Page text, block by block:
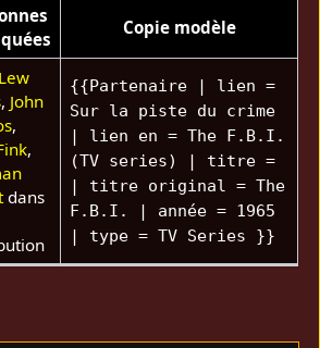
Copie modèle
Lew
, John
,
,
dans
{{Partenaire | lien =
Sur la piste du crime
| lien en = The F.B.I.
(TV series) | titre =
| titre original = The
F.B.I. | année = 1965
| type = TV Series }}